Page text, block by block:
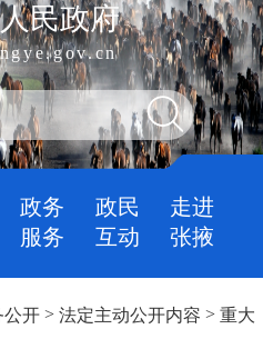
民政府
政务
服务
政民
互动
走进
张掖
公开 >法定主动公开内容 >重大